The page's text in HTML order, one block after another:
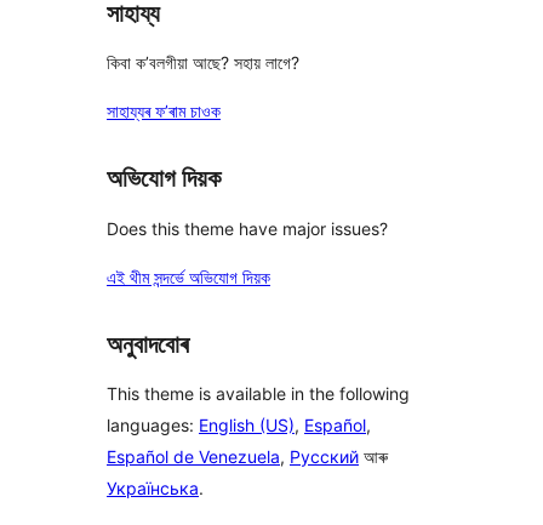
সাহায্য
কিবা ক’বলগীয়া আছে? সহায় লাগে?
সাহায্যৰ ফ’ৰাম চাওক
অভিযোগ দিয়ক
Does this theme have major issues?
এই থীম সন্দৰ্ভে অভিযোগ দিয়ক
অনুবাদবোৰ
This theme is available in the following
languages: English (US), Español,
Español de Venezuela, Русский আৰু
Українська.